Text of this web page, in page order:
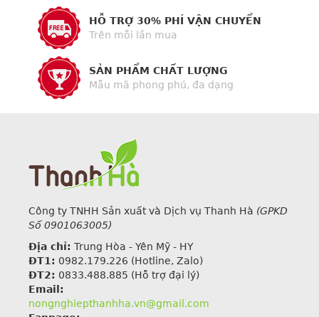
HỖ TRỢ 30% PHÍ VẬN CHUYỂN
Trên mỗi lần mua
SẢN PHẨM CHẤT LƯỢNG
Mẫu mã phong phú, đa dạng
Công ty TNHH Sản xuất và Dịch vụ Thanh Hà (GPKD
Số 0901063005)
Địa chỉ: Trung Hòa - Yên Mỹ - HY
ĐT1: 0982.179.226 (Hotline, Zalo)
ĐT2: 0833.488.885 (Hỗ trợ đại lý)
Email:
nongnghiepthanhha.vn@gmail.com